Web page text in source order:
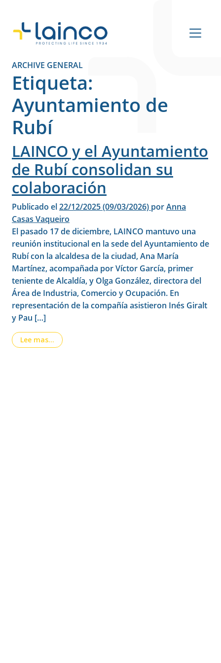
Navegación principal
ARCHIVE GENERAL
Etiqueta:
Ayuntamiento de
Rubí
LAINCO y el Ayuntamiento
de Rubí consolidan su
colaboración
Publicado el22/12/2025(09/03/2026) porAnna
Casas Vaqueiro
El pasado 17 de diciembre, LAINCO mantuvo una
reunión institucional en la sede del Ayuntamiento de
Rubí con la alcaldesa de la ciudad, Ana María
Martínez, acompañada por Víctor García, primer
teniente de Alcaldía, y Olga González, directora del
Área de Industria, Comercio y Ocupación. En
representación de la compañía asistieron Inés Giralt
y Pau […]
Lee mas… from LAINCO y el Ayuntamiento de Rubí